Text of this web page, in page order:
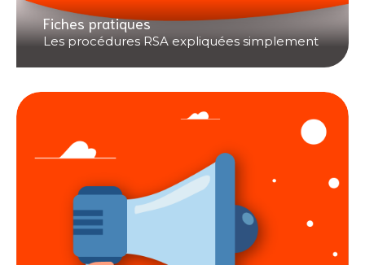
Fiches pratiques
Les procédures RSA expliquées simplement